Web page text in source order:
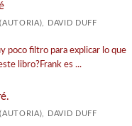
DAVID DUFF
poco filtro para explicar lo que
libro?Frank es ...
DAVID DUFF